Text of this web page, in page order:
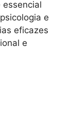
e
eficazes
e